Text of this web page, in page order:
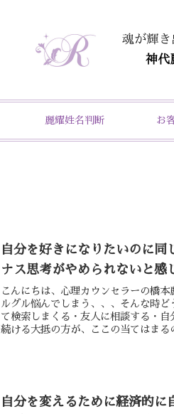
麗耀姓名判断 お
自分を好きになりたいのに同
ナス思考がやめられないと感
こんにちは、心理カウンセラーの橋
ルグル悩んでしまう、、、そんな時
て検索しまくる・友人に相談する・
続ける大抵の方が、ここの当てはまる
自分を変えるために経済的に